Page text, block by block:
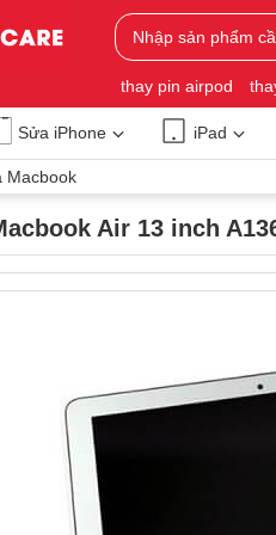
thay pin airpod
Sửa iPhone iPad
Macbook
Air 13 inch